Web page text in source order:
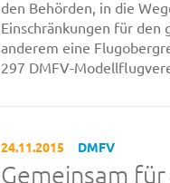
den Behörden, in die
Einschränkungen für
anderem eine
297 DMFV-
24.11.2015 DMFV
Gemeinsam